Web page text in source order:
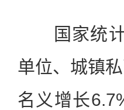
国家统计
单位、城镇
名义增长